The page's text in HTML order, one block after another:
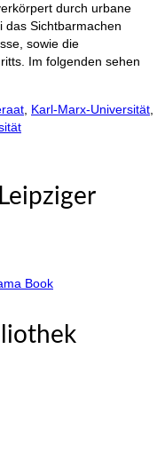
durch urbane
das Sichtbarmachen
sowie die
Im folgenden sehen
Karl-Marx-Universität